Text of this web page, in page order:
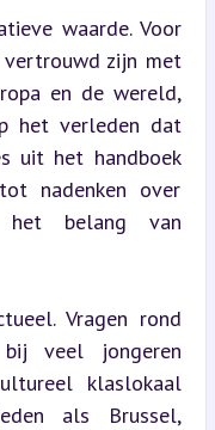
waarde. Voor
vertrouwd zijn met
en de wereld,
het verleden dat
uit het handboek
nadenken over
het belang van
Vragen rond
veel jongeren
klaslokaal
als Brussel,